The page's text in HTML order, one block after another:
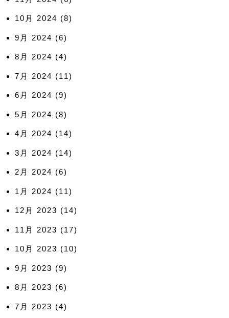
10月 2024 (8)
9月 2024 (6)
8月 2024 (4)
7月 2024 (11)
6月 2024 (9)
5月 2024 (8)
4月 2024 (14)
3月 2024 (14)
2月 2024 (6)
1月 2024 (11)
12月 2023 (14)
11月 2023 (17)
10月 2023 (10)
9月 2023 (9)
8月 2023 (6)
7月 2023 (4)